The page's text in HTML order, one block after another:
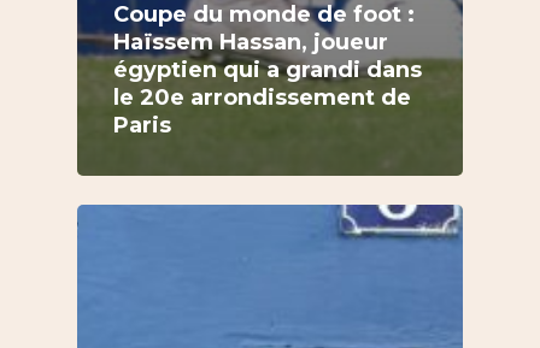
Coupe du monde de foot :
Haïssem Hassan, joueur
égyptien qui a grandi dans
le 20e arrondissement de
Paris